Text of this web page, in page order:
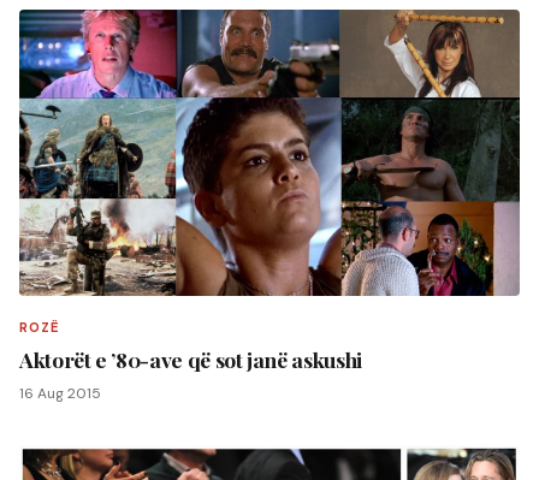
ROZË
Aktorët e ’80-ave që sot janë askushi
16 Aug 2015